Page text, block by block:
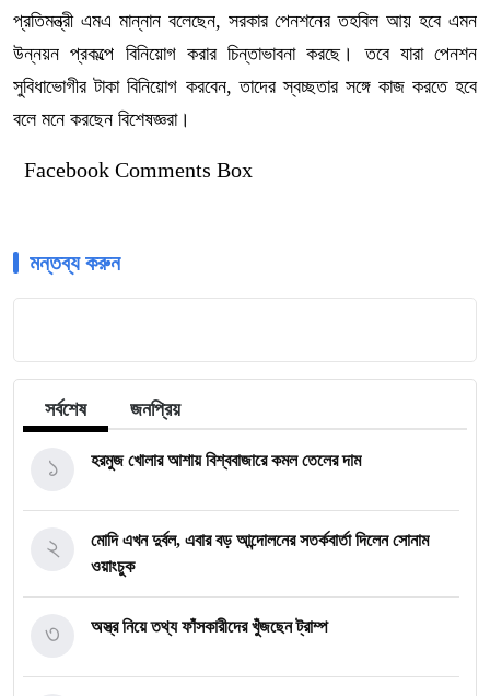
প্রতিমন্ত্রী এমএ মান্নান বলেছেন, সরকার পেনশনের তহবিল আয় হবে এমন
উন্নয়ন প্রকল্পে বিনিয়োগ করার চিন্তাভাবনা করছে। তবে যারা পেনশন
সুবিধাভোগীর টাকা বিনিয়োগ করবেন, তাদের স্বচ্ছতার সঙ্গে কাজ করতে হবে
বলে মনে করছেন বিশেষজ্ঞরা।
Facebook Comments Box
মন্তব্য করুন
সর্বশেষ জনপ্রিয়
হরমুজ খোলার আশায় বিশ্ববাজারে কমল তেলের দাম
১
মোদি এখন দুর্বল, এবার বড় আন্দোলনের সতর্কবার্তা দিলেন সোনাম
ওয়াংচুক
২
অস্ত্র নিয়ে তথ্য ফাঁসকারীদের খুঁজছেন ট্রাম্প
৩